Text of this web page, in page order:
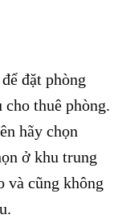
đặt phòng
cho thuê phòng.
hãy chọn
ở khu trung
và cũng không